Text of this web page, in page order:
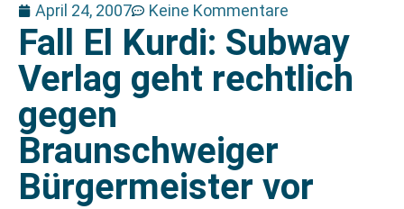
April 24, 2007 Keine Kommentare
Fall El Kurdi: Subway
Verlag geht rechtlich
gegen
Braunschweiger
Bürgermeister vor